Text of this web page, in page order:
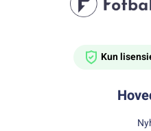
Kun